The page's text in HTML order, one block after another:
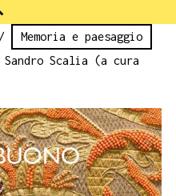
Memoria e paesaggio
Sandro Scalia (a cura